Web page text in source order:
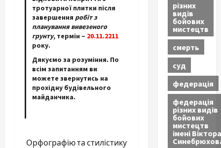
тротуарної плитки після
завершення робіт з
планування вивезеного
грунту, термін – 20.11.2211
року.
Дякуємо за розуміння. По
всім запитанням ви
можете звернутись на
прохідну будівельного
майданчика.
Орфографію та стилістику
різних
видів
бойових
мистецтв
смерть
суд
федерація
федерація
різних видів
бойових
мистецтв
імені Віктора